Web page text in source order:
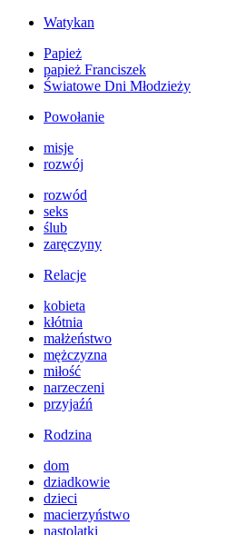
Watykan
Papież
papież Franciszek
Światowe Dni Młodzieży
Powołanie
misje
rozwój
rozwód
seks
ślub
zaręczyny
Relacje
kobieta
kłótnia
małżeństwo
mężczyzna
miłość
narzeczeni
przyjaźń
Rodzina
dom
dziadkowie
dzieci
macierzyństwo
nastolatki